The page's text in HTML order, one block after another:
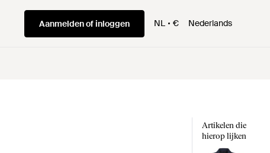
Aanmelden of inloggen NL € Nederlands
Artikelen die
hierop lijken